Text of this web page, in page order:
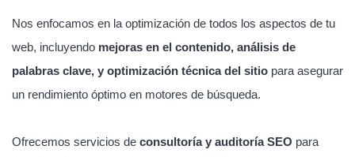
Nos enfocamos en la optimización de todos los aspectos de tu
web, incluyendo mejoras en el contenido, análisis de
palabras clave, y optimización técnica del sitio para asegurar
un rendimiento óptimo en motores de búsqueda.
Ofrecemos servicios de consultoría y auditoría SEO para